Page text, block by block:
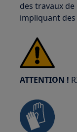
des travaux
impliquant
ATTENTION !